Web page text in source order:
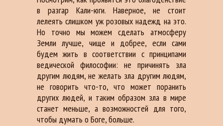
в разгар Кали-юги. Наверное, не стоит
лелеять слишком уж розовых надежд на это.
Но точно мы можем сделать атмосферу
Земли лучше, чище и добрее, если сами
будем жить в соответствии с принципами
ведической философии: не причинять зла
другим людям, не желать зла другим людям,
не говорить что-то, что может поранить
других людей, и таким образом зла в мире
станет меньше, а возможностей для того,
чтобы думать о Боге, больше.